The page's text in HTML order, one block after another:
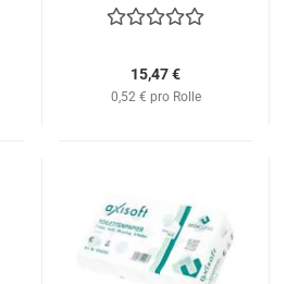
15,47 €
0,52 € pro Rolle